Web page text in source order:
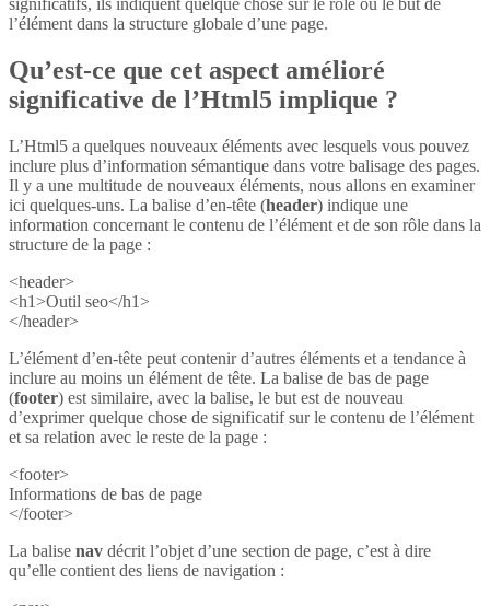
significatifs, ils indiquent quelque chose sur le rôle ou le but de
l’élément dans la structure globale d’une page.
Qu’est-ce que cet aspect amélioré
significative de l’Html5 implique ?
L’Html5 a quelques nouveaux éléments avec lesquels vous pouvez
inclure plus d’information sémantique dans votre balisage des pages.
Il y a une multitude de nouveaux éléments, nous allons en examiner
ici quelques-uns. La balise d’en-tête (header) indique une
information concernant le contenu de l’élément et de son rôle dans la
structure de la page :
<header>
<h1>Outil seo</h1>
</header>
L’élément d’en-tête peut contenir d’autres éléments et a tendance à
inclure au moins un élément de tête. La balise de bas de page
(footer) est similaire, avec la balise, le but est de nouveau
d’exprimer quelque chose de significatif sur le contenu de l’élément
et sa relation avec le reste de la page :
<footer>
Informations de bas de page
</footer>
La balise nav décrit l’objet d’une section de page, c’est à dire
qu’elle contient des liens de navigation :